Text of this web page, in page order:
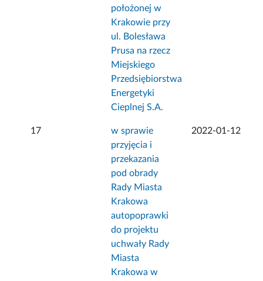
położonej w
Krakowie przy
ul. Bolesława
Prusa na rzecz
Miejskiego
Przedsiębiorstwa
Energetyki
Cieplnej S.A.
17
w sprawie
przyjęcia i
przekazania
pod obrady
Rady Miasta
Krakowa
autopoprawki
do projektu
uchwały Rady
Miasta
Krakowa w
2022-01-12